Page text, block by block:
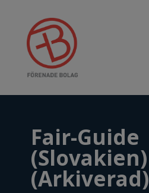
Fair-Guide
(Slovakien)
(Arkiverad)